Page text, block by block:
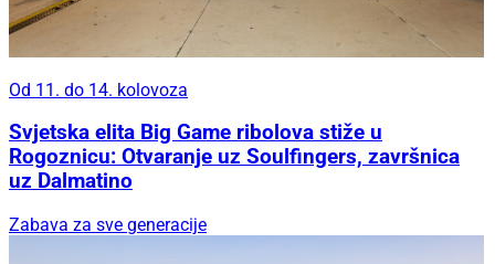
Od 11. do 14. kolovoza
Svjetska elita Big Game ribolova stiže u
Rogoznicu: Otvaranje uz Soulfingers, završnica
uz Dalmatino
Zabava za sve generacije